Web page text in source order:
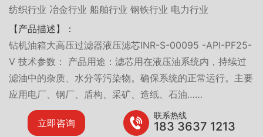
纺织行业 冶金行业 船舶行业 钢铁行业 电力行业
【产品描述】：
钻机油箱大高压过滤器液压滤芯INR-S-00095 -API-PF25-
V 技术参数： 产品用途：滤芯用在液压油系统内，持续过
滤油中的杂质、水分等污染物。确保系统的正常运行。主要
应用电厂、钢厂、盾构、采矿、造纸、石油……
立即咨询
联系热线
183 3637 1213